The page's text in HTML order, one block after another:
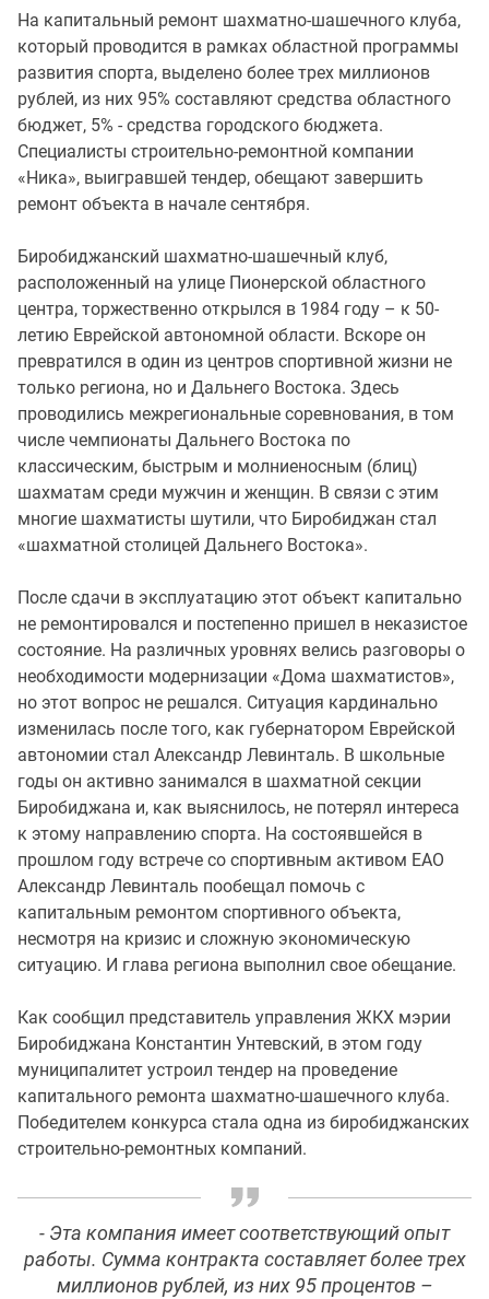
На капитальный ремонт шахматно-шашечного клуба,
который проводится в рамках областной программы
развития спорта, выделено более трех миллионов
рублей, из них 95% составляют средства областного
бюджет, 5% - средства городского бюджета.
Специалисты строительно-ремонтной компании
«Ника», выигравшей тендер, обещают завершить
ремонт объекта в начале сентября.
Биробиджанский шахматно-шашечный клуб,
расположенный на улице Пионерской областного
центра, торжественно открылся в 1984 году – к 50-
летию Еврейской автономной области. Вскоре он
превратился в один из центров спортивной жизни не
только региона, но и Дальнего Востока. Здесь
проводились межрегиональные соревнования, в том
числе чемпионаты Дальнего Востока по
классическим, быстрым и молниеносным (блиц)
шахматам среди мужчин и женщин. В связи с этим
многие шахматисты шутили, что Биробиджан стал
«шахматной столицей Дальнего Востока».
После сдачи в эксплуатацию этот объект капитально
не ремонтировался и постепенно пришел в неказистое
состояние. На различных уровнях велись разговоры о
необходимости модернизации «Дома шахматистов»,
но этот вопрос не решался. Ситуация кардинально
изменилась после того, как губернатором Еврейской
автономии стал Александр Левинталь. В школьные
годы он активно занимался в шахматной секции
Биробиджана и, как выяснилось, не потерял интереса
к этому направлению спорта. На состоявшейся в
прошлом году встрече со спортивным активом ЕАО
Александр Левинталь пообещал помочь с
капитальным ремонтом спортивного объекта,
несмотря на кризис и сложную экономическую
ситуацию. И глава региона выполнил свое обещание.
Как сообщил представитель управления ЖКХ мэрии
Биробиджана Константин Унтевский, в этом году
муниципалитет устроил тендер на проведение
капитального ремонта шахматно-шашечного клуба.
Победителем конкурса стала одна из биробиджанских
строительно-ремонтных компаний.
- Эта компания имеет соответствующий опыт
работы. Сумма контракта составляет более трех
миллионов рублей, из них 95 процентов –